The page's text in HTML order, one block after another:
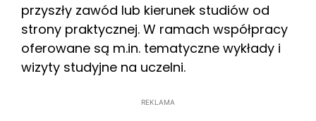
przyszły zawód lub kierunek studiów od
strony praktycznej. W ramach współpracy
oferowane są m.in. tematyczne wykłady i
wizyty studyjne na uczelni.
REKLAMA